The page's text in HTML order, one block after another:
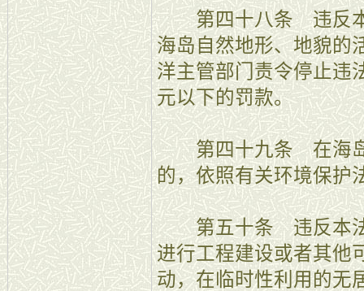
第四十八条 违反本
海岛自然地形、地貌的
洋主管部门责令停止违
元以下的罚款。
第四十九条 在海岛
的，依照有关环境保护
第五十条 违反本法
进行工程建设或者其他
动，在临时性利用的无